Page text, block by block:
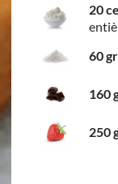
20
60
160
250